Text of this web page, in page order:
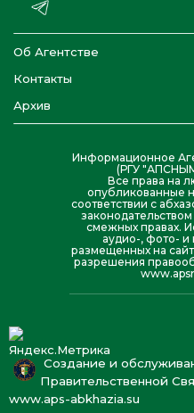
Об Агентстве
Контакты
Архив
Информационное
(РГУ
Все права на
опубликованные
соответствии с
смежных правах.
аудио-, фото- и
размещенных на
разрешения
Создание и
Правительственной
www.aps-abkhazia.su